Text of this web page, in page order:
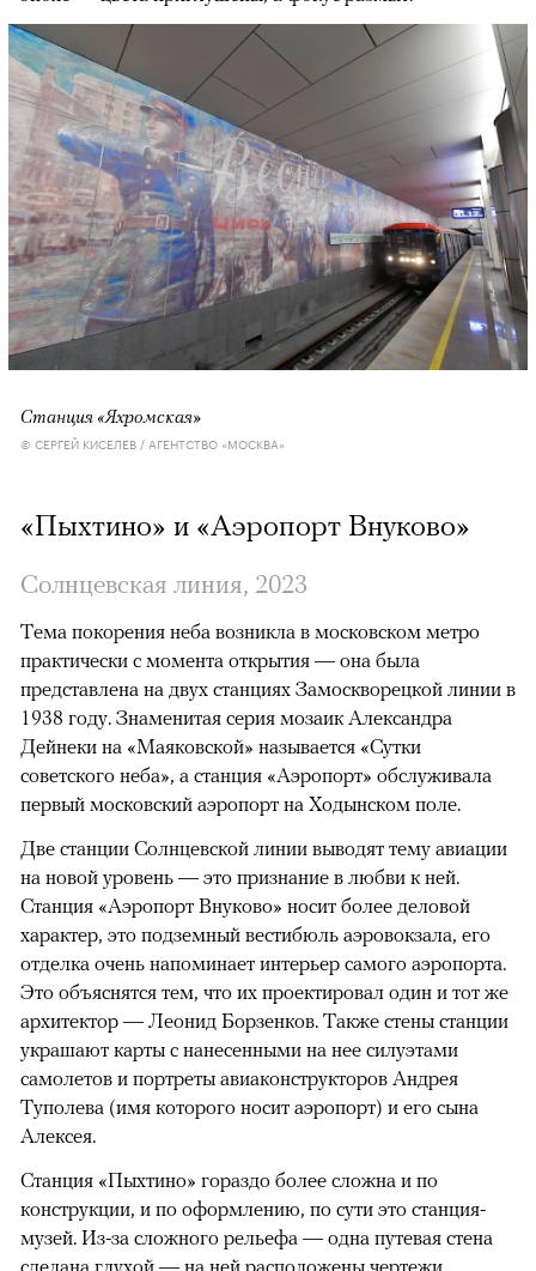
Станция «Яхромская»
© СЕРГЕЙ КИСЕЛЕВ / АГЕНТСТВО «МОСКВА»
«Пыхтино» и «Аэропорт Внуково»
Солнцевская линия, 2023
Тема покорения неба возникла в московском метро
практически с момента открытия — она была
представлена на двух станциях Замоскворецкой линии в
1938 году. Знаменитая серия мозаик Александра
Дейнеки на «Маяковской» называется «Сутки
советского неба», а станция «Аэропорт» обслуживала
первый московский аэропорт на Ходынском поле.
Две станции Солнцевской линии выводят тему авиации
на новой уровень — это признание в любви к ней.
Станция «Аэропорт Внуково» носит более деловой
характер, это подземный вестибюль аэровокзала, его
отделка очень напоминает интерьер самого аэропорта.
Это объяснятся тем, что их проектировал один и тот же
архитектор — Леонид Борзенков. Также стены станции
украшают карты с нанесенными на нее силуэтами
самолетов и портреты авиаконструкторов Андрея
Туполева (имя которого носит аэропорт) и его сына
Алексея.
Станция «Пыхтино» гораздо более сложна и по
конструкции, и по оформлению, по сути это станция-
музей. Из-за сложного рельефа — одна путевая стена